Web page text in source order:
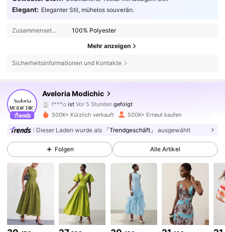
Elegant: Eleganter Stil, mühelos souverän.
Zusammensetzung: 100% Polyester
Mehr anzeigen
Sicherheitsinformationen und Kontakte
Aveloria Modichic
f***o ist Vor 5 Stundengefolgt
ist am Durchsuchen
4,81
776K Follower
4,81 776K Follower
776K Follower
4,81 776K Follower
500K+ Kürzlich verkauft 500K+ Erneut kaufen
Dieser Laden wurde als 「Trendgeschäft」 ausgewählt
Folgen Alle Artikel